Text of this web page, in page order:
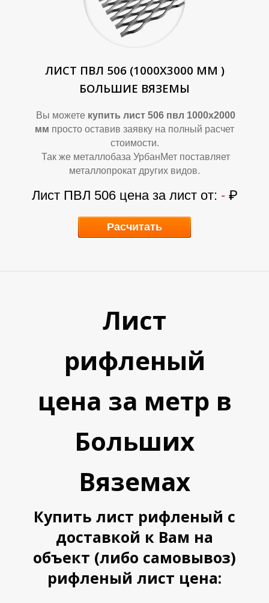
В
У
ЛИСТ ПВЛ 506 (1000Х3000 ММ )
БОЛЬШИЕ ВЯЗЕМЫ
Вы можете купить лист 506 пвл 1000х2000
мм просто оставив заявку на полный расчет
стоимости.
Так же металлобаза УрбанМет поставляет
металлопрокат других видов.
Лист ПВЛ 506 цена за лист от: - ₽
Расчитать
Лист
рифленый
цена за метр в
Больших
Вяземах
Купить лист рифленый с
доставкой к Вам на
объект (либо самовывоз)
рифленый лист цена:
В
У